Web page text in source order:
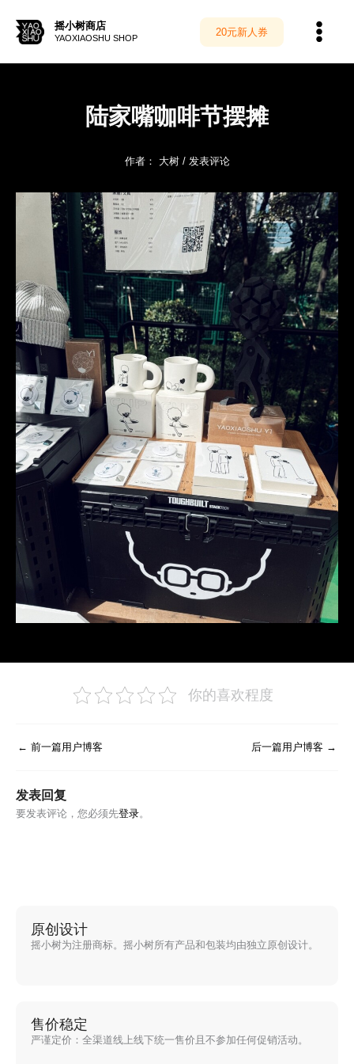
摇小树商店
YAOXIAOSHU SHOP 20元新人券
陆家嘴咖啡节摆摊
作者： 大树 / 发表评论
你的喜欢程度
← 前一篇用户博客 后一篇用户博客 →
发表回复
要发表评论，您必须先登录。
原创设计
摇小树为注册商标。摇小树所有产品和包装均由独立原创设计。
售价稳定
严谨定价：全渠道线上线下统一售价且不参加任何促销活动。